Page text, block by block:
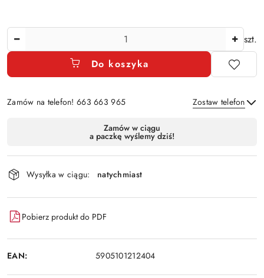
szt.
Do koszyka
Zamów na telefon! 663 663 965 Zostaw telefon
Wyślij
dostawa
Zamów w ciągu
a paczkę wyślemy dziś!
Wysyłka w ciągu: natychmiast
Pobierz produkt do PDF
EAN: 5905101212404